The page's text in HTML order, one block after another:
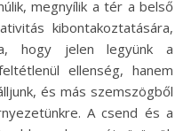
megnyílik a tér a belső
kibontakoztatására,
hogy jelen legyünk a
ellenség, hanem
és más szemszögből
A csend és a